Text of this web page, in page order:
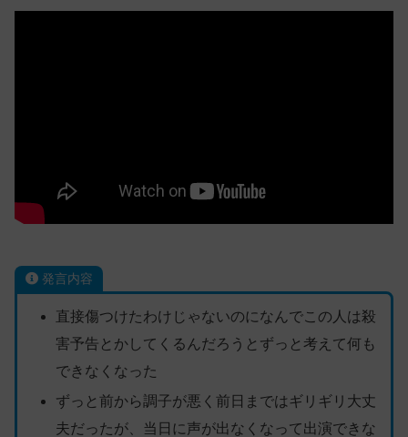
発言内容
直接傷つけたわけじゃないのになんでこの人は殺
害予告とかしてくるんだろうとずっと考えて何も
できなくなった
ずっと前から調子が悪く前日まではギリギリ大丈
夫だったが、当日に声が出なくなって出演できな